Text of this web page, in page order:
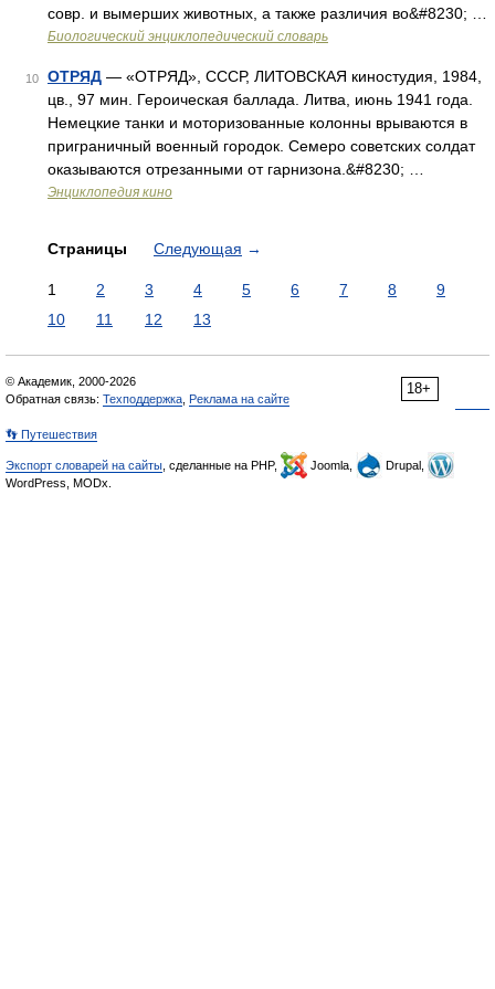
совр. и вымерших животных, а также различия во&#8230; …
Биологический энциклопедический словарь
10 ОТРЯД — «ОТРЯД», СССР, ЛИТОВСКАЯ киностудия, 1984,
цв., 97 мин. Героическая баллада. Литва, июнь 1941 года.
Немецкие танки и моторизованные колонны врываются в
приграничный военный городок. Семеро советских солдат
оказываются отрезанными от гарнизона.&#8230; …
Энциклопедия кино
Страницы Следующая →
1 2 3 4 5 6 7 8
9
10
11 12 13
18+
© Академик, 2000-2026
Обратная связь: Техподдержка Реклама на сайте
👣 Путешествия
Экспорт словарей на сайты , сделанные на PHP, Joomla,
Drupal,
WordPress, MODx.